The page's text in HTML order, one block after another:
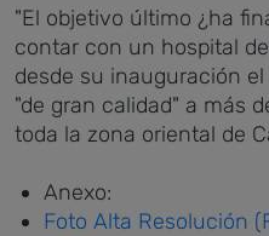
"El objetivo último ¿ha
contar con un hospital
desde su inauguración
"de gran calidad" a más
toda la zona oriental de
Anexo:
Foto Alta Resolución